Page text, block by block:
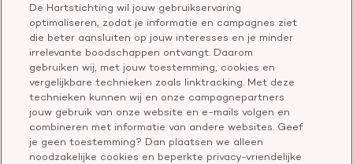
Samenwerking en financiering
Onze missie
Nieuws
Nieuwsbrief voor professionals
Hartstichting.nl
Publiekswebsite Hartstichting.nl
Over de Hartstichting
Jaarverslag
Contact
Contactgegevens
Doneer Cavaris
De Hartstichting wil jouw gebruikservaring
optimaliseren, zodat je informatie en campagnes ziet
die beter aansluiten op jouw interesses en je minder
irrelevante boodschappen ontvangt. Daarom
gebruiken wij, met jouw toestemming, cookies en
vergelijkbare technieken zoals linktracking. Met deze
technieken kunnen wij en onze campagnepartners
jouw gebruik van onze website en e-mails volgen en
combineren met informatie van andere websites. Geef
je geen toestemming? Dan plaatsen we alleen
noodzakelijke cookies en beperkte privacy-vriendelijke